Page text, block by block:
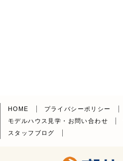
HOME
プライバシーポリシー
モデルハウス見学・お問い合わせ
スタッフブログ